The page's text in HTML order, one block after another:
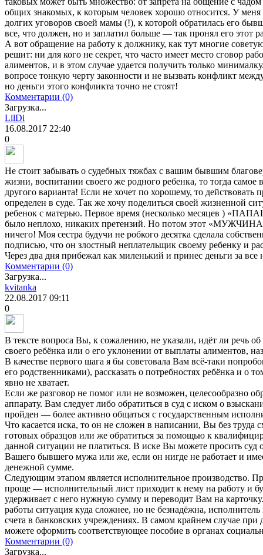
общих знакомых, к которым человек хорошо относится. У
долгих уговоров своей мамы (!), к которой обратилась его
все, что должен, но и заплатил больше — так пронял его этот
А вот обращение на работу к должнику, как тут многие
решит: ни для кого не секрет, что часто имеет место сговор
алиментов, и в этом случае удается получить только
вопросе тонкую черту законности и не вызвать конфликт
но деньги этого конфликта точно не стоят!
Комментарии (0)
Загрузка...
LilDi
16.08.2017 22:40
0
Не стоит забывать о судебных тяжбах с вашим бывшим
жизни, воспитании своего же родного ребенка, то тогда самое
другого варианта! Если не хочет по хорошему, то действовать
определен в суде. Так же хочу поделиться своей жизненной
ребенок с матерью. Первое время (несколько месяцев )
было неплохо, никаких претензий. Но потом этот
ничего! Моя сестра будучи не робкого десятка сделала
подписью, что он злостный неплательщик своему ребенку и
Через два дня прибежал как миленький и принес деньги за все
Комментарии (0)
Загрузка...
kvitanka
22.08.2017 09:11
0
В тексте вопроса Вы, к сожалению, не указали, идёт ли речь
своего ребёнка или о его уклонении от выплаты алиментов,
В качестве первого шага я бы советовала Вам всё-таки
его родственниками), рассказать о потребностях ребёнка и о
явно не хватает.
Если же разговор не помог или не возможен, целесообразно
аппарату. Вам следует либо обратиться в суд с иском о
пройден — более активно общаться с государственным
Что касается иска, то он не сложен в написании, Вы без труда
готовых образцов или же обратиться за помощью к
данной ситуации не платиться. В иске Вы можете просить суд
Вашего бывшего мужа или же, если он нигде не работает и
денежной сумме.
Следующим этапом является исполнительное производство.
проще — исполнительный лист приходит к нему на работу и
удерживает с него нужную сумму и переводит Вам на
работы ситуация куда сложнее, но не безнадёжна,
счета в банковских учреждениях. В самом крайнем случае
можете оформить соответствующее пособие в органах
Комментарии (0)
Загрузка...